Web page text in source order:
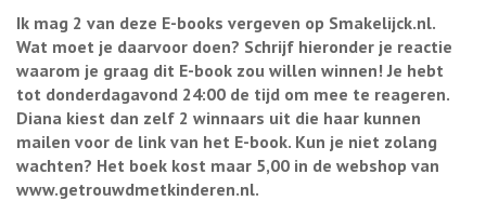
Ik mag 2 van deze E-books vergeven op Smakelijck.nl.
Wat moet je daarvoor doen? Schrijf hieronder je reactie
waarom je graag dit E-book zou willen winnen! Je hebt
tot donderdagavond 24:00 de tijd om mee te reageren.
Diana kiest dan zelf 2 winnaars uit die haar kunnen
mailen voor de link van het E-book. Kun je niet zolang
wachten? Het boek kost maar 5,00 in de webshop van
www.getrouwdmetkinderen.nl.